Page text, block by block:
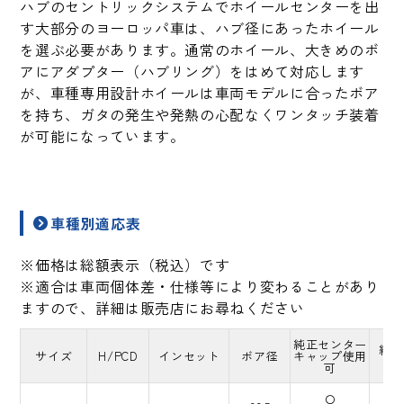
ハブのセントリックシステムでホイールセンターを出
す大部分のヨーロッパ車は、ハブ径にあったホイール
を選ぶ必要があります。通常のホイール、大きめのボ
アにアダプター（ハブリング）をはめて対応します
が、車種専用設計ホイールは車両モデルに合ったボア
を持ち、ガタの発生や発熱の心配なくワンタッチ装着
が可能になっています。
車種別適応表
※価格は総額表示（税込）です
※適合は車両個体差・仕様等により変わることがあり
ますので、詳細は販売店にお尋ねください
サイズ H/PCD インセット ボア径
純正センター
キャップ使用
可
純
〇